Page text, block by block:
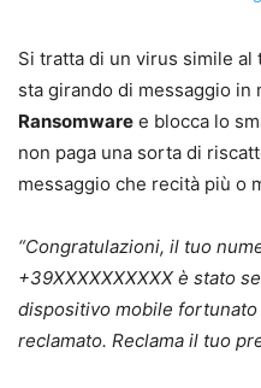
Si tratta di un virus simile al
sta girando di messaggio in
Ransomware e blocca lo
non paga una sorta di
messaggio che recità più o
“Congratulazioni, il tuo
+39XXXXXXXXXX è stato
dispositivo mobile fortunato
reclamato. Reclama il tuo